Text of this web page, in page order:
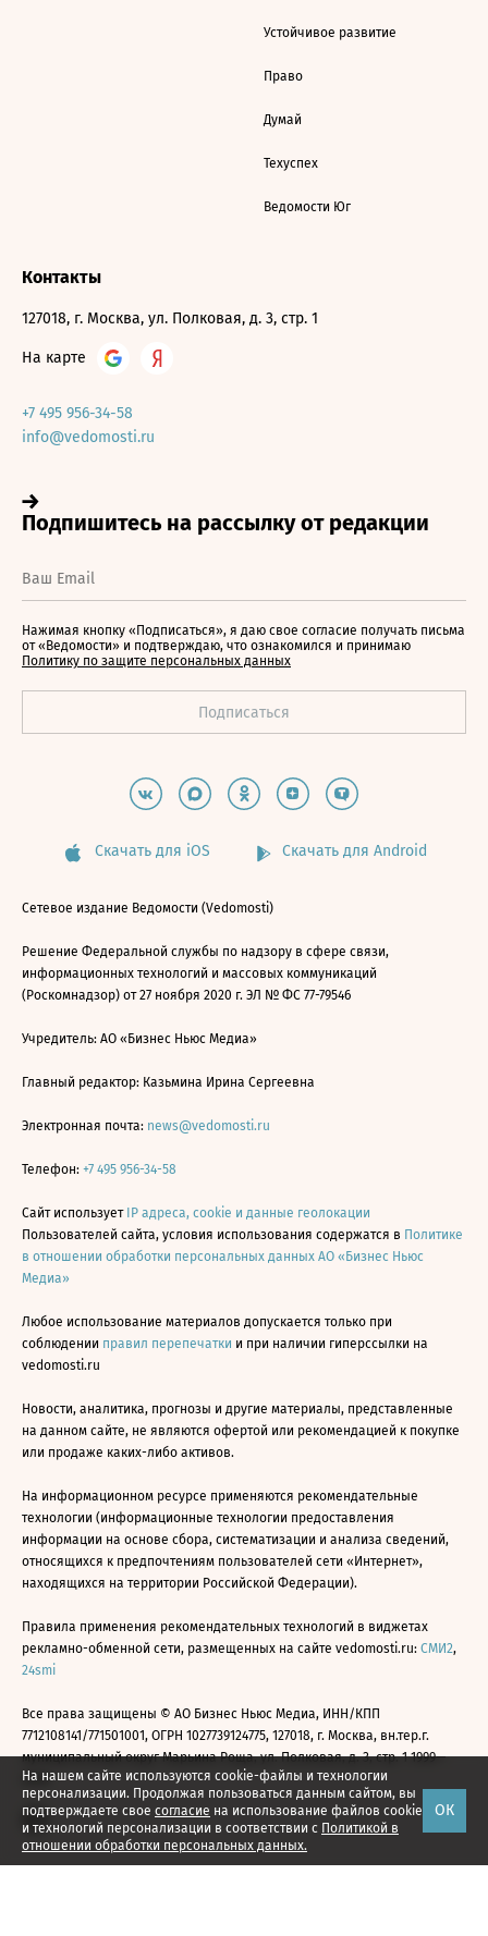
На нашем сайте используются cookie-файлы и технологии
персонализации. Продолжая пользоваться данным сайтом, вы
подтверждаете свое согласие на использование файлов cookie
и технологий персонализации в соответствии с Политикой в
отношении обработки персональных данных.
ОК
Устойчивое развитие
Право
Думай
Техуспех
Ведомости Юг
Контакты
127018, г. Москва, ул. Полковая, д. 3, стр. 1
На карте
+7 495 956-34-58
info@vedomosti.ru
Нажимая кнопку «Подписаться», я даю свое согласие получать письма
от «Ведомости» и подтверждаю, что ознакомился и принимаю
Политику по защите персональных данных
Скачать для iOS Скачать для Android
Сетевое издание Ведомости (Vedomosti)
Решение Федеральной службы по надзору в сфере связи,
информационных технологий и массовых коммуникаций
(Роскомнадзор) от 27 ноября 2020 г. ЭЛ № ФС 77-79546
Учредитель: АО «Бизнес Ньюс Медиа»
Главный редактор: Казьмина Ирина Сергеевна
Электронная почта: news@vedomosti.ru
Телефон: +7 495 956-34-58
Сайт использует IP адреса, cookie и данные геолокации
Пользователей сайта, условия использования содержатся в Политике
в отношении обработки персональных данных АО «Бизнес Ньюс
Медиа»
Любое использование материалов допускается только при
соблюдении правил перепечатки и при наличии гиперссылки на
vedomosti.ru
Новости, аналитика, прогнозы и другие материалы, представленные
на данном сайте, не являются офертой или рекомендацией к покупке
или продаже каких-либо активов.
На информационном ресурсе применяются рекомендательные
технологии (информационные технологии предоставления
информации на основе сбора, систематизации и анализа сведений,
относящихся к предпочтениям пользователей сети «Интернет»,
находящихся на территории Российской Федерации).
Правила применения рекомендательных технологий в виджетах
рекламно-обменной сети, размещенных на сайте vedomosti.ru: СМИ2,
24smi
Все права защищены © АО Бизнес Ньюс Медиа, ИНН/КПП
7712108141/771501001, ОГРН 1027739124775, 127018, г. Москва, вн.тер.г.
муниципальный округ Марьина Роща, ул. Полковая, д. 3, стр. 1 1999—
2026